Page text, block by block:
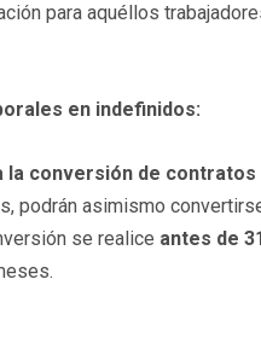
para aquéllos
en indefinidos:
la conversión de
podrán asimismo
se realice antes de